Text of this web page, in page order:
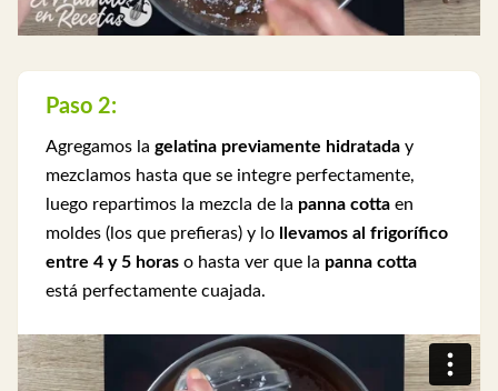
Paso 2:
Agregamos la gelatina previamente hidratada y
mezclamos hasta que se integre perfectamente,
luego repartimos la mezcla de la panna cotta en
moldes (los que prefieras) y lo
llevamos al frigorífico
entre 4 y 5 horas o hasta ver que la panna cotta
está perfectamente cuajada.